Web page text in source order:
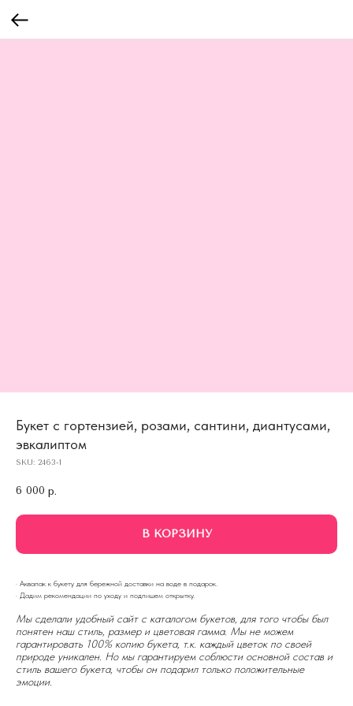
Букет с гортензией, розами, сантини, диантусами,
эвкалиптом
SKU: 2463-1
6 000 р.
В КОРЗИНУ
· Аквапак к букету для бережной доставки на воде в подарок.
· Дадим рекомендации по уходу и подпишем открытку.
Мы сделали удобный сайт с каталогом букетов, для того чтобы был
понятен наш стиль, размер и цветовая гамма. Мы не можем
гарантировать 100% копию букета, т.к. каждый цветок по своей
природе уникален. Но мы гарантируем соблюсти основной состав и
стиль вашего букета, чтобы он подарил только положительные
эмоции.